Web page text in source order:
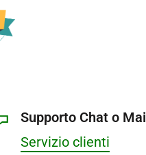
Supporto Chat o Mail
Servizio clienti